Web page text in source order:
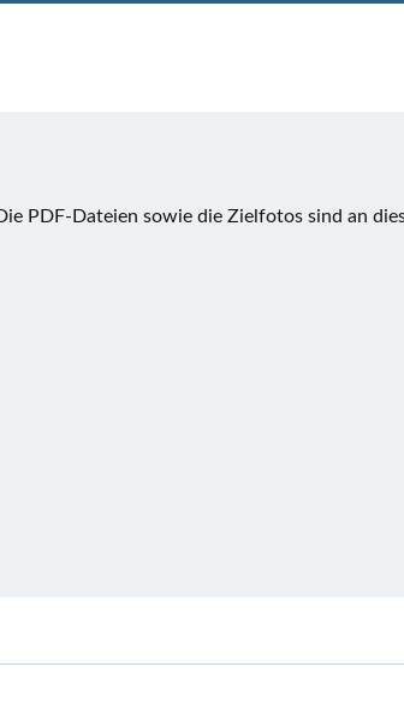
PDF-Dateien sowie die Zielfotos sind an